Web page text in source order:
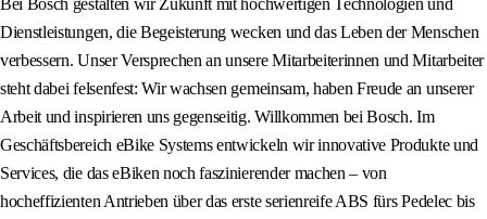
Bei Bosch gestalten wir Zukunft mit hochwertigen Technologien und
Dienstleistungen, die Begeisterung wecken und das Leben der Menschen
verbessern. Unser Versprechen an unsere Mitarbeiterinnen und Mitarbeiter
steht dabei felsenfest: Wir wachsen gemeinsam, haben Freude an unserer
Arbeit und inspirieren uns gegenseitig. Willkommen bei Bosch. Im
Geschäftsbereich eBike Systems entwickeln wir innovative Produkte und
Services, die das eBiken noch faszinierender machen – von
hocheffizienten Antrieben über das erste serienreife ABS fürs Pedelec bis